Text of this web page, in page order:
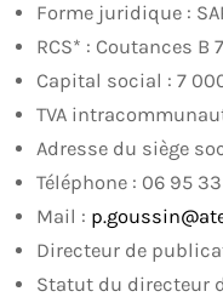
Forme juridique :
RCS* : Coutances B
Capital social : 7
TVA
Adresse du siège
Téléphone : 06 95 33
Mail :
Directeur de
Statut du directeur